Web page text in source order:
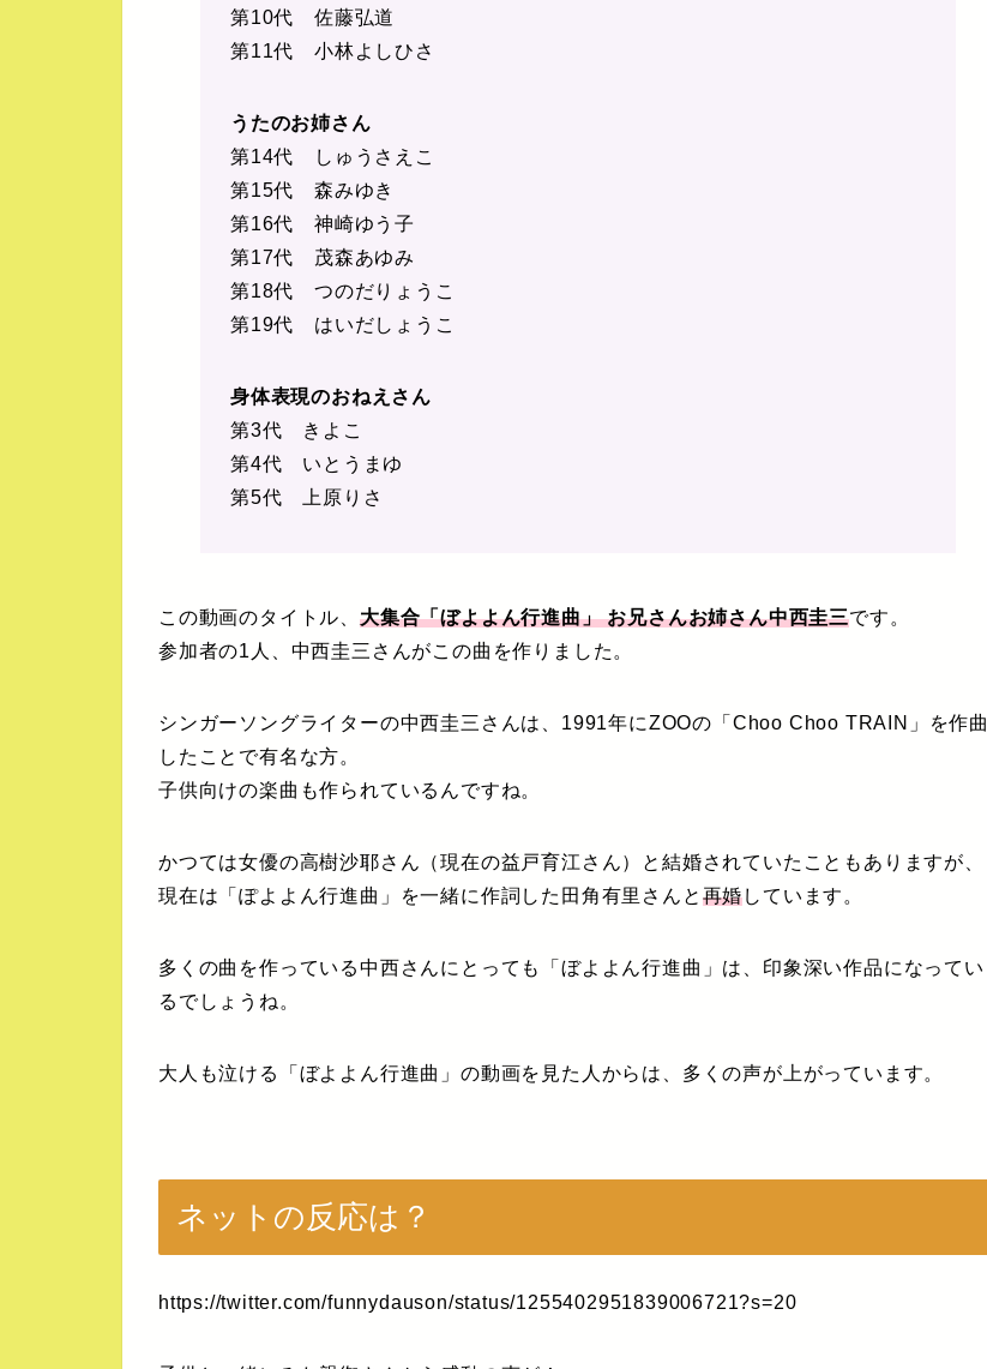
第10代 佐藤弘道
第11代 小林よしひさ
うたのお姉さん
第14代 しゅうさえこ
第15代 森みゆき
第16代 神崎ゆう子
第17代 茂森あゆみ
第18代 つのだりょうこ
第19代 はいだしょうこ
身体表現のおねえさん
第3代 きよこ
第4代 いとうまゆ
第5代 上原りさ
この動画のタイトル、 大集合「ぼよよん行進曲」 お兄さんお姉さん中西圭三です。
参加者の1人、中西圭三さんがこの曲を作りました。
シンガーソングライターの中西圭三さんは、1991年にZOOの「Choo Choo TRAIN」を作曲
したことで有名な方。
子供向けの楽曲も作られているんですね。
かつては女優の高樹沙耶さん（現在の益戸育江さん）と結婚されていたこともありますが、
現在は「ぽよよん行進曲」を一緒に作詞した田角有里さんと 再婚しています。
多くの曲を作っている中西さんにとっても「ぼよよん行進曲」は、印象深い作品になってい
るでしょうね。
大人も泣ける「ぼよよん行進曲」の動画を見た人からは、多くの声が上がっています。
ネットの反応は？
https://twitter.com/funnydauson/status/1255402951839006721?s=20